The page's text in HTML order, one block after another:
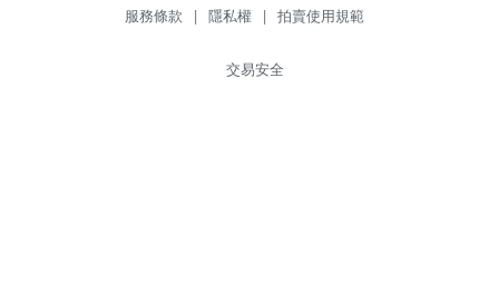
服務條款 | 隱私權 | 拍賣使用規範
交易安全